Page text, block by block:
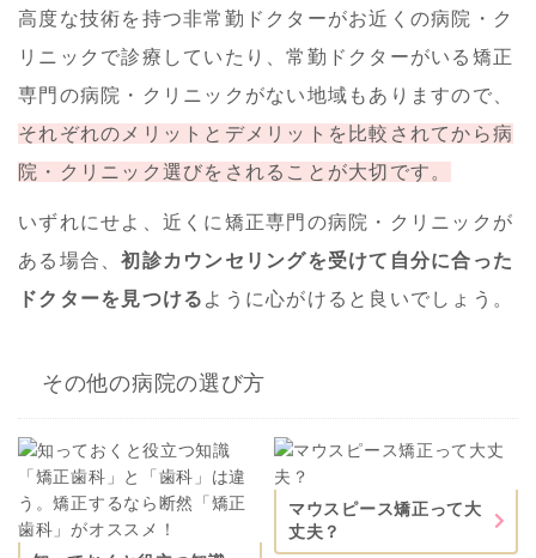
高度な技術を持つ非常勤ドクターがお近くの病院・ク
リニックで診療していたり、常勤ドクターがいる矯正
専門の病院・クリニックがない地域もありますので、
それぞれのメリットとデメリットを比較されてから病
院・クリニック選びをされることが大切です。
いずれにせよ、近くに矯正専門の病院・クリニックが
ある場合、初診カウンセリングを受けて自分に合った
ドクターを見つける ように心がけると良いでしょう。
その他の病院の選び方
マウスピース矯正って大
丈夫？